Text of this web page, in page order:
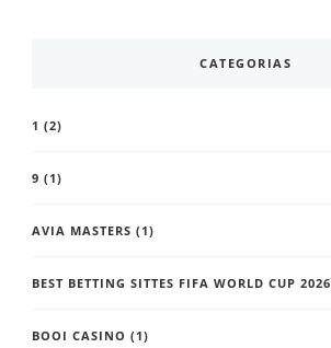
CATEGORIAS
1 (2)
9 (1)
AVIA MASTERS (1)
BEST BETTING SITTES FIFA WORLD CUP 2026
BOOI CASINO (1)